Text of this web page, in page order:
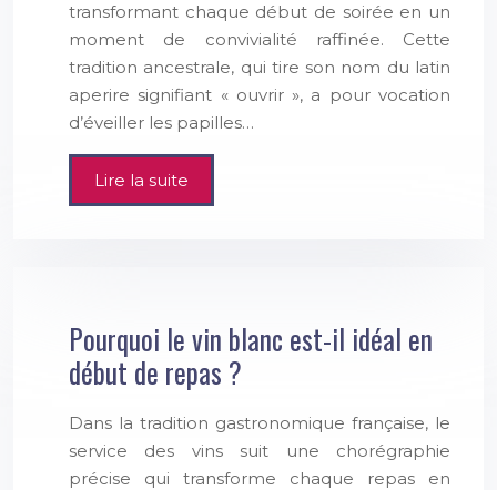
transformant chaque début de soirée en un
moment de convivialité raffinée. Cette
tradition ancestrale, qui tire son nom du latin
aperire signifiant « ouvrir », a pour vocation
d’éveiller les papilles…
Lire la suite
Pourquoi le vin blanc est-il idéal en
début de repas ?
Dans la tradition gastronomique française, le
service des vins suit une chorégraphie
précise qui transforme chaque repas en